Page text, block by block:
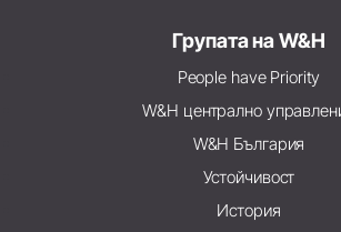
Групата на W&H
People have Priority
W&H централно
W&H България
Устойчивост
История